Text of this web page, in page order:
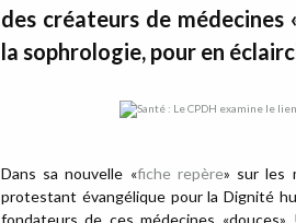
des créateurs de médecines
la sophrologie, pour en
Dans sa nouvelle «fiche repère» sur les
protestant évangélique pour la Dignité
fondateurs de ces médecines